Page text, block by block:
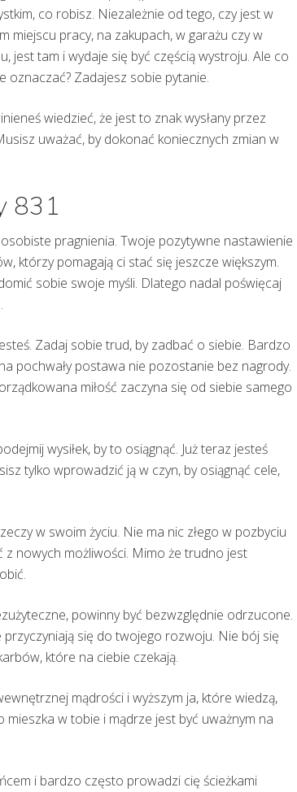
co robisz. Niezależnie od tego, czy jest w
miejscu pracy, na zakupach, w garażu czy w
jest tam i wydaje się być częścią wystroju. Ale co
oznaczać? Zadajesz sobie pytanie.
wiedzieć, że jest to znak wysłany przez
uważać, by dokonać koniecznych zmian w
831
pragnienia. Twoje pozytywne nastawienie
którzy pomagają ci stać się jeszcze większym.
sobie swoje myśli. Dlatego nadal poświęcaj
Zadaj sobie trud, by zadbać o siebie. Bardzo
pochwały postawa nie pozostanie bez nagrody.
miłość zaczyna się od siebie samego
wysiłek, by to osiągnąć. Już teraz jesteś
tylko wprowadzić ją w czyn, by osiągnąć cele,
w swoim życiu. Nie ma nic złego w pozbyciu
nowych możliwości. Mimo że trudno jest
powinny być bezwzględnie odrzucone.
się do twojego rozwoju. Nie bój się
które na ciebie czekają.
mądrości i wyższym ja, które wiedzą,
mieszka w tobie i mądrze jest być uważnym na
i bardzo często prowadzi cię ścieżkami